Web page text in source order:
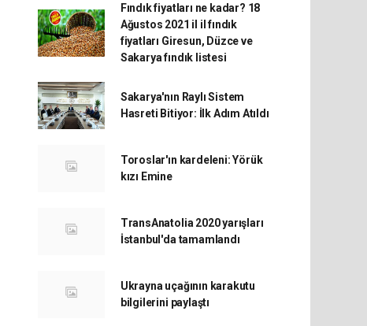
Fındık fiyatları ne kadar? 18
Ağustos 2021 il il fındık
fiyatları Giresun, Düzce ve
Sakarya fındık listesi
Sakarya'nın Raylı Sistem
Hasreti Bitiyor: İlk Adım Atıldı
Toroslar'ın kardeleni: Yörük
kızı Emine
TransAnatolia 2020 yarışları
İstanbul'da tamamlandı
Ukrayna uçağının karakutu
bilgilerini paylaştı